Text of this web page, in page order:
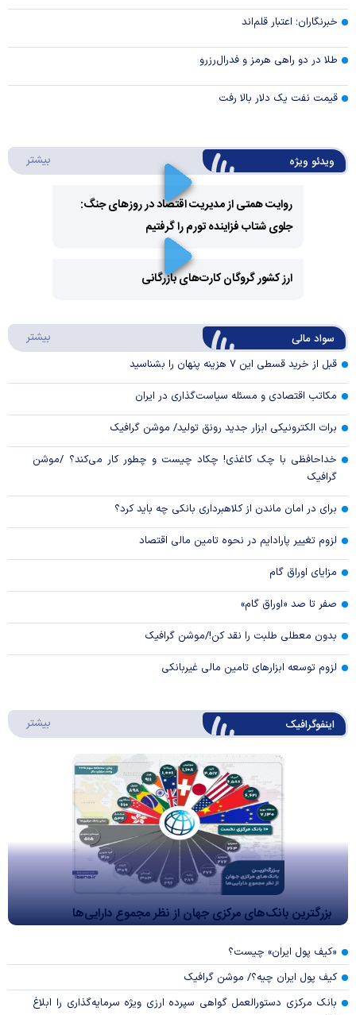
خبرنگاران؛ اعتبار قلم‌اند
طلا در دو راهی هرمز و فدرال‌رزرو
قیمت نفت یک دلار بالا رفت
ویدئو ویژه بیشتر
Play
Video
روایت همتی از مدیریت اقتصاد در روزهای جنگ:
جلوی شتاب فزاینده تورم را گرفتیم
Video
ارز کشور گروگان کارت‌های بازرگانی
سواد مالی بیشتر
قبل از خرید قسطی این ۷ هزینه پنهان را بشناسید
مکاتب اقتصادی و مسئله سیاست‌گذاری در ایران
برات الکترونیکی ابزار جدید رونق تولید/ موشن گرافیک
خداحافظی با چک کاغذی! چکاد چیست و چطور کار می‌کند؟ /موشن
گرافیک
برای در امان ماندن از کلاهبرداری بانکی چه باید کرد؟
لزوم تغییر پارادایم در نحوه تامین مالی اقتصاد
مزایای اوراق گام
صفر تا صد «اوراق گام»
بدون معطلی طلبت را نقد کن!/موشن گرافیک
لزوم توسعه ابزارهای تامین مالی غیربانکی
اینفوگرافیک بیشتر
بزرگترین بانک‌های مرکزی جهان از نظر مجموع دارایی‌ها
«کیف پول ایران» چیست؟
کیف پول ایران چیه؟/ موشن گرافیک
بانک مرکزی دستورالعمل گواهی سپرده ارزی ویژه سرمایه‌گذاری را ابلاغ